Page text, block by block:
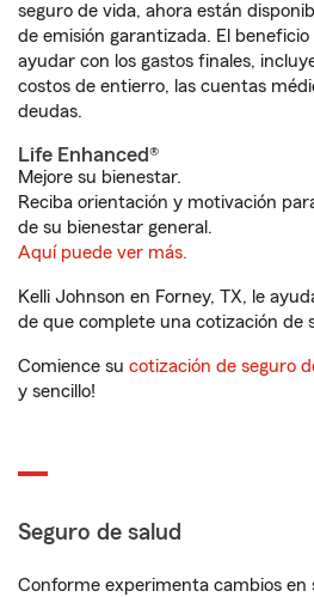
seguro de vida, ahora están
de emisión garantizada. El
ayudar con los gastos finales,
costos de entierro, las cuentas
deudas.
Life Enhanced®
Mejore su bienestar.
Reciba orientación y motivación
de su bienestar general.
Aquí puede ver más.
Kelli Johnson en Forney, TX, le
de que complete una cotización de
Comience su cotización de seguro
y sencillo!
Seguro de salud
Conforme experimenta cambios en